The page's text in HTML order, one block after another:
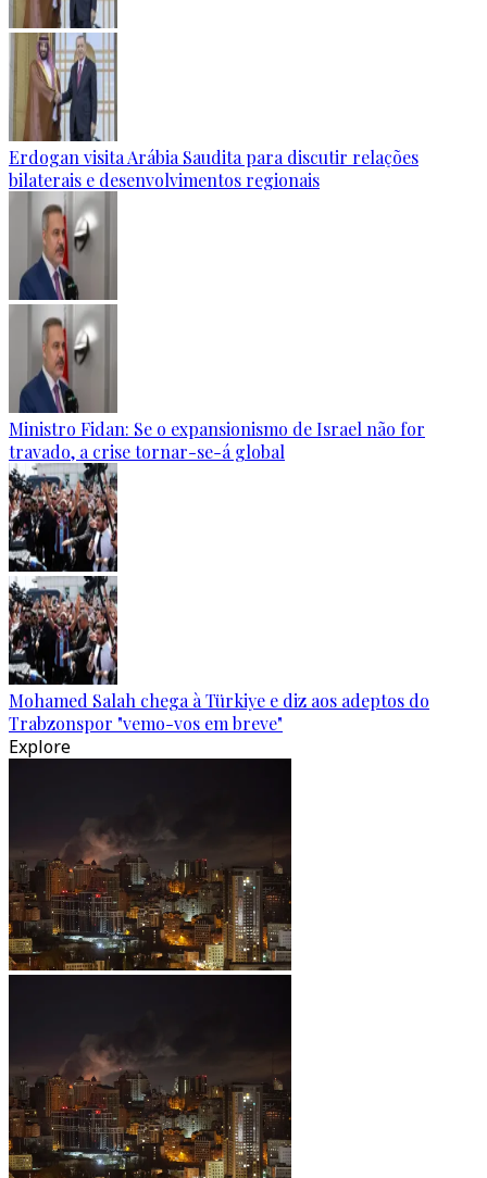
Erdogan visita Arábia Saudita para discutir relações
bilaterais e desenvolvimentos regionais
Ministro Fidan: Se o expansionismo de Israel não for
travado, a crise tornar-se-á global
Mohamed Salah chega à Türkiye e diz aos adeptos do
Trabzonspor "vemo-vos em breve"
Explore